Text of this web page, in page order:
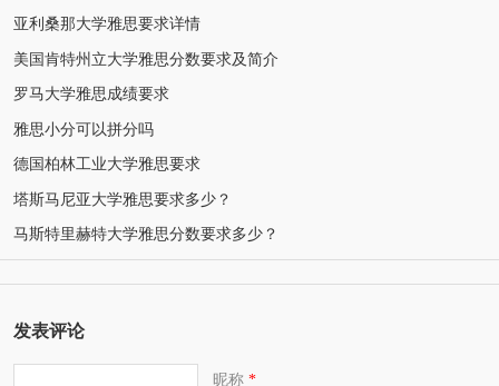
亚利桑那大学雅思要求详情
美国肯特州立大学雅思分数要求及简介
罗马大学雅思成绩要求
雅思小分可以拼分吗
德国柏林工业大学雅思要求
塔斯马尼亚大学雅思要求多少？
马斯特里赫特大学雅思分数要求多少？
发表评论
昵称*